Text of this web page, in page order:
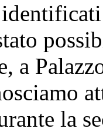
a
la